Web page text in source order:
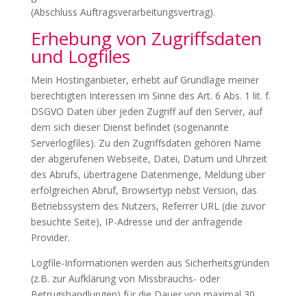
(Abschluss Auftragsverarbeitungsvertrag).
Erhebung von Zugriffsdaten
und Logfiles
Mein Hostinganbieter, erhebt auf Grundlage meiner
berechtigten Interessen im Sinne des Art. 6 Abs. 1 lit. f.
DSGVO Daten über jeden Zugriff auf den Server, auf
dem sich dieser Dienst befindet (sogenannte
Serverlogfiles). Zu den Zugriffsdaten gehören Name
der abgerufenen Webseite, Datei, Datum und Uhrzeit
des Abrufs, übertragene Datenmenge, Meldung über
erfolgreichen Abruf, Browsertyp nebst Version, das
Betriebssystem des Nutzers, Referrer URL (die zuvor
besuchte Seite), IP-Adresse und der anfragende
Provider.
Logfile-Informationen werden aus Sicherheitsgründen
(z.B. zur Aufklärung von Missbrauchs- oder